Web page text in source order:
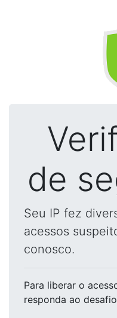
de
Seu IP fez
acessos
conosco.
Para liberar o
responda ao